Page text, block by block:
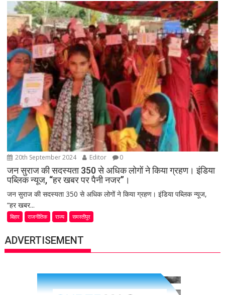
20th September 2024 Editor 0
जन सुराज की सदस्यता 350 से अधिक लोगों ने किया ग्रहण। इंडिया
पब्लिक न्यूज, “हर खबर पर पैनी नजर”।
जन सुराज की सदस्यता 350 से अधिक लोगों ने किया ग्रहण। इंडिया पब्लिक न्यूज,
“हर खबर...
बिहार राजनीतिक राज्य समस्तीपुर
ADVERTISEMENT